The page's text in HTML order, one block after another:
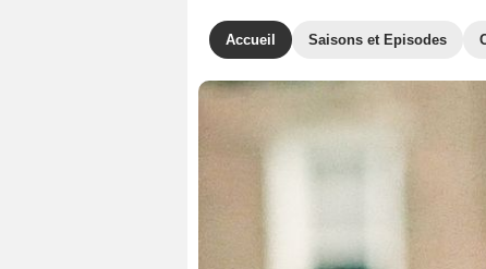
Accueil Saisons et Episodes